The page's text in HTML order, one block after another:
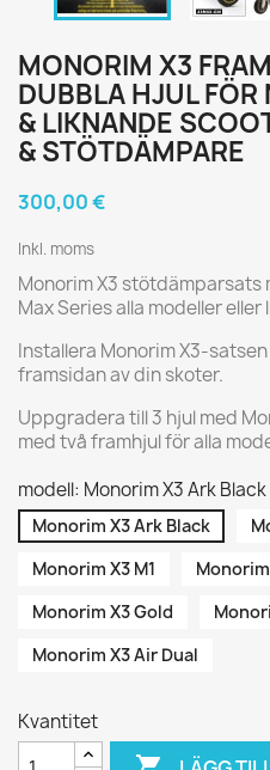
MONORIM X3
DUBBLA HJUL
& LIKNANDE
& STÖTDÄMPARE
300,00 €
Inkl. moms
Monorim X3
Max Series alla modeller
Installera Monorim X3-
framsidan av din skoter.
Uppgradera till 3 hjul med
med två framhjul för alla
modell: Monorim X3 Ark Black
Monorim X3 Ark Black
Monorim X3 M1
Monorim X3 Gold
Monorim X3 Air Dual
Kvantitet